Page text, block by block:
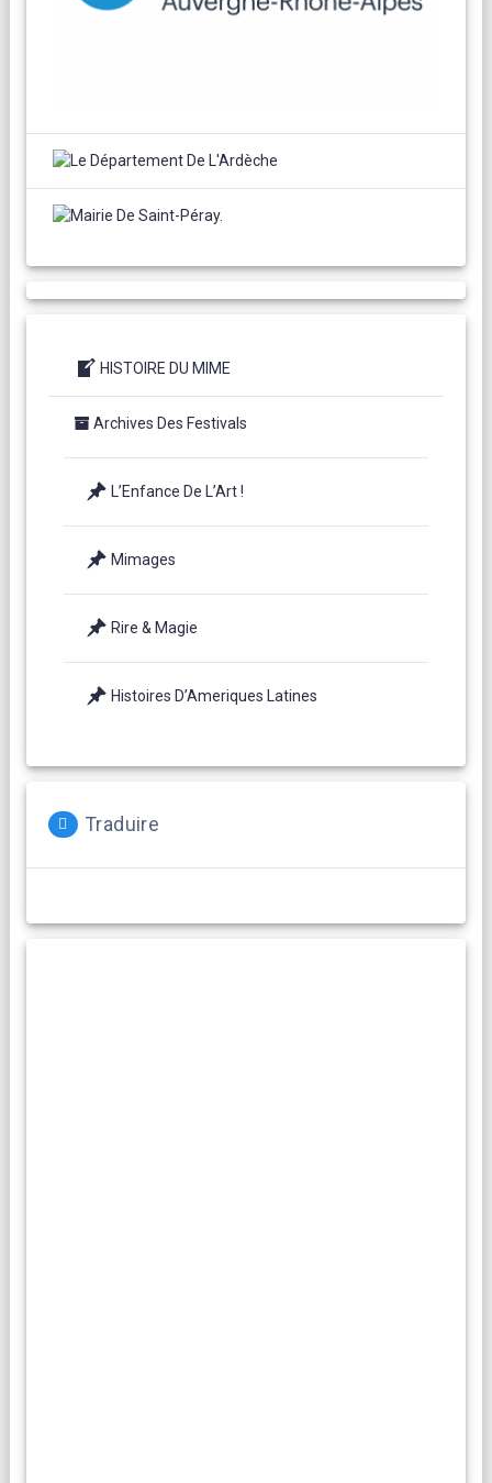
HISTOIRE DU MIME
Archives Des Festivals
L’Enfance De L’Art !
Mimages
Rire & Magie
Histoires D’Ameriques Latines
Traduire